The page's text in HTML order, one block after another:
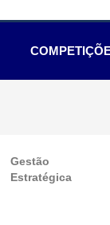
Gestão
Estratégica